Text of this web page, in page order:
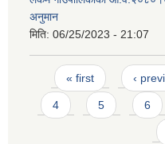
अनुमान
मिति: 06/25/2023 - 21:07
Pages
« first ‹
4 5 6